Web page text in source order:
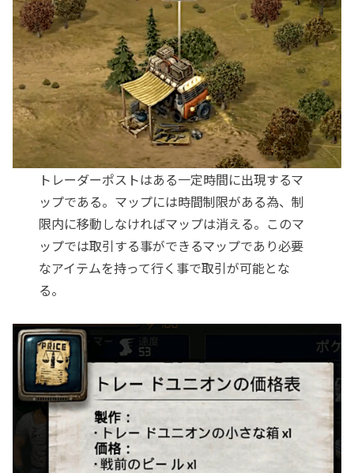
トレーダーポストはある一定時間に出現するマ
ップである。マップには時間制限がある為、制
限内に移動しなければマップは消える。このマ
ップでは取引する事ができるマップであり必要
なアイテムを持って行く事で取引が可能とな
る。